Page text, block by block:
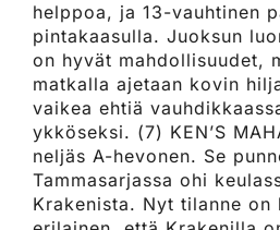
helppoa, ja 13-vauhtinen
pintakaasulla. Juoksun
on hyvät mahdollisuudet,
matkalla ajetaan kovin
vaikea ehtiä
ykköseksi. (7) KEN’S
neljäs A-hevonen. Se
Tammasarjassa ohi
Krakenista. Nyt tilanne on